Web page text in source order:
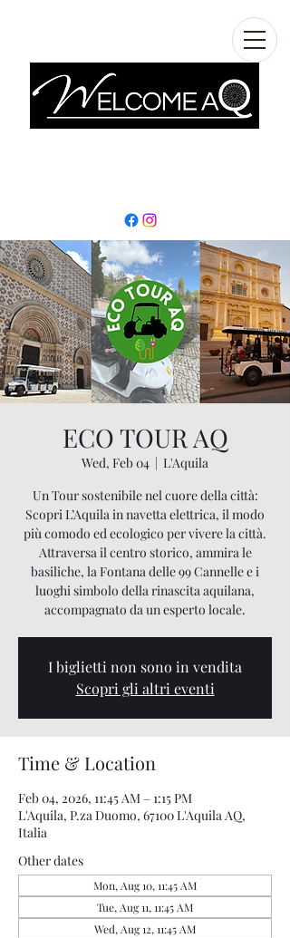
ECO TOUR AQ
Wed, Feb 04
  |
L'Aquila
Un Tour sostenibile nel cuore della città:
Scopri L’Aquila in navetta elettrica, il modo
più comodo ed ecologico per vivere la città.
Attraversa il centro storico, ammira le
basiliche, la Fontana delle 99 Cannelle e i
luoghi simbolo della rinascita aquilana,
accompagnato da un esperto locale.
I biglietti non sono in vendita
Scopri gli altri eventi
Time & Location
Feb 04, 2026, 11:45 AM – 1:15 PM
L'Aquila, P.za Duomo, 67100 L'Aquila AQ,
Italia
Other dates
Mon, Aug 10, 11:45 AM
Tue, Aug 11, 11:45 AM
Wed, Aug 12, 11:45 AM